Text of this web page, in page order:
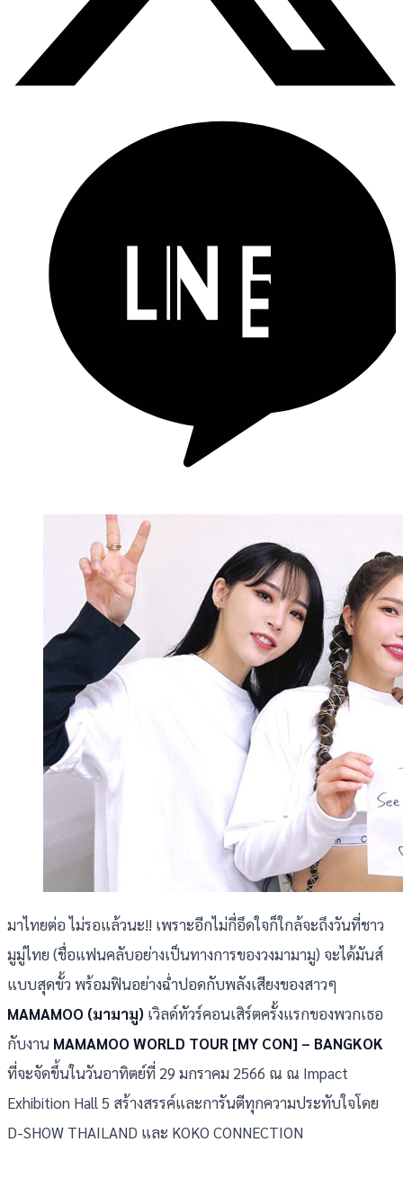
มาไทยต่อ ไม่รอแล้วนะ!! เพราะอีกไม่กี่อึดใจก็ใกล้จะถึงวันที่ชาว
มูมู่ไทย (ชื่อแฟนคลับอย่างเป็นทางการของวงมามามู) จะได้มันส์
แบบสุดขั้ว พร้อมฟินอย่างฉ่ำปอดกับพลังเสียงของสาวๆ
MAMAMOO (มามามู) เวิลด์ทัวร์คอนเสิร์ตครั้งแรกของพวกเธอ
กับงาน MAMAMOO WORLD TOUR [MY CON] – BANGKOK
ที่จะจัดขึ้นในวันอาทิตย์ที่ 29 มกราคม 2566 ณ ณ Impact
Exhibition Hall 5 สร้างสรรค์และการันตีทุกความประทับใจโดย
D-SHOW THAILAND และ KOKO CONNECTION